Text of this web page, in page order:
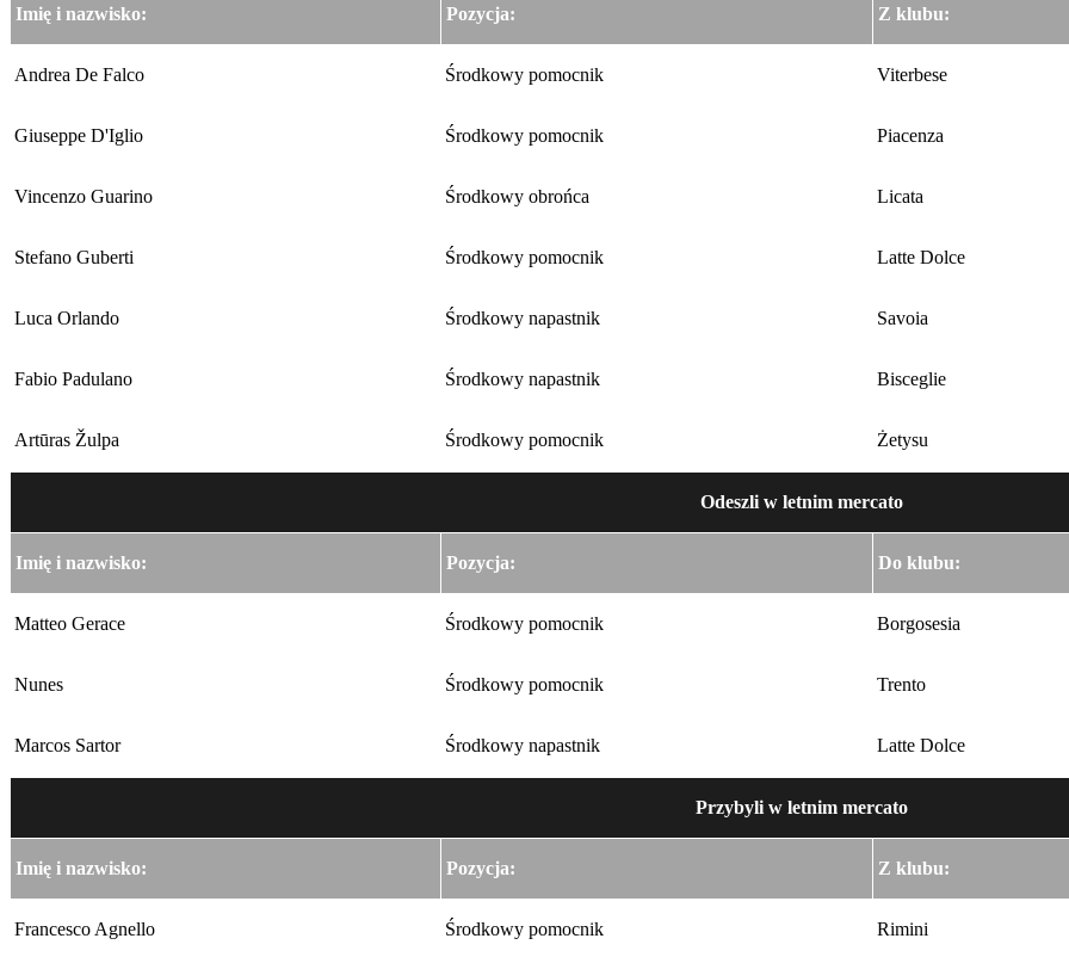
Imię i nazwisko: Pozycja: Z klubu:
Andrea De Falco Środkowy pomocnik Viterbese
Giuseppe D'Iglio Środkowy pomocnik Piacenza
Vincenzo Guarino Środkowy obrońca Licata
Stefano Guberti Środkowy pomocnik Latte Dolce
Luca Orlando Środkowy napastnik Savoia
Fabio Padulano Środkowy napastnik Bisceglie
Artūras Žulpa Środkowy pomocnik Żetysu
Odeszli w letnim mercato
Imię i nazwisko: Pozycja: Do klubu:
Matteo Gerace Środkowy pomocnik Borgosesia
Nunes Środkowy pomocnik Trento
Marcos Sartor Środkowy napastnik Latte Dolce
Przybyli w letnim mercato
Imię i nazwisko: Pozycja: Z klubu:
Francesco Agnello Środkowy pomocnik Rimini